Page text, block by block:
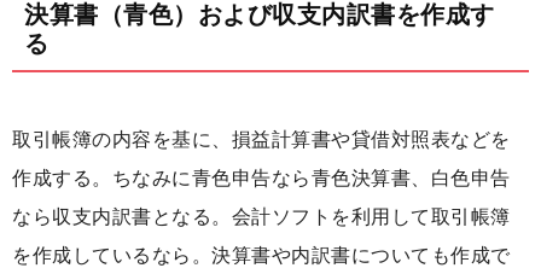
決算書（青色）および収支内訳書を作成す
る
取引帳簿の内容を基に、損益計算書や貸借対照表などを
作成する。ちなみに青色申告なら青色決算書、白色申告
なら収支内訳書となる。会計ソフトを利用して取引帳簿
を作成しているなら。決算書や内訳書についても作成で